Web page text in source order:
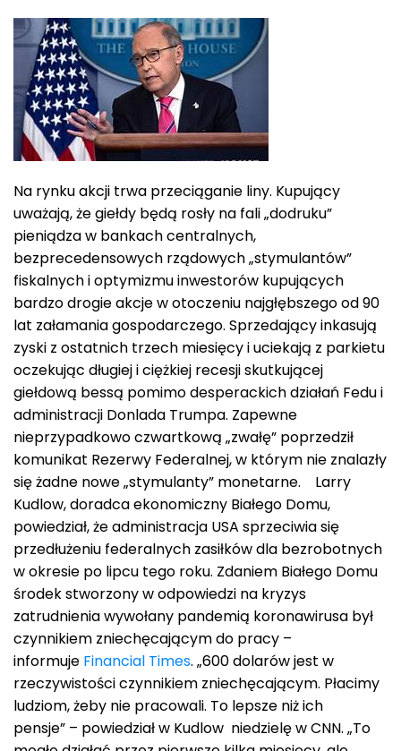
Na rynku akcji trwa przeciąganie liny. Kupujący
uważają, że giełdy będą rosły na fali „dodruku”
pieniądza w bankach centralnych,
bezprecedensowych rządowych „stymulantów”
fiskalnych i optymizmu inwestorów kupujących
bardzo drogie akcje w otoczeniu najgłębszego od 90
lat załamania gospodarczego. Sprzedający inkasują
zyski z ostatnich trzech miesięcy i uciekają z parkietu
oczekując długiej i ciężkiej recesji skutkującej
giełdową bessą pomimo desperackich działań Fedu i
administracji Donlada Trumpa. Zapewne
nieprzypadkowo czwartkową „zwałę” poprzedził
komunikat Rezerwy Federalnej, w którym nie znalazły
się żadne nowe „stymulanty” monetarne. Larry
Kudlow, doradca ekonomiczny Białego Domu,
powiedział, że administracja USA sprzeciwia się
przedłużeniu federalnych zasiłków dla bezrobotnych
w okresie po lipcu tego roku. Zdaniem Białego Domu
środek stworzony w odpowiedzi na kryzys
zatrudnienia wywołany pandemią koronawirusa był
czynnikiem zniechęcającym do pracy –
informuje Financial Times. „600 dolarów jest w
rzeczywistości czynnikiem zniechęcającym. Płacimy
ludziom, żeby nie pracowali. To lepsze niż ich
pensje” – powiedział w Kudlow niedzielę w CNN. „To